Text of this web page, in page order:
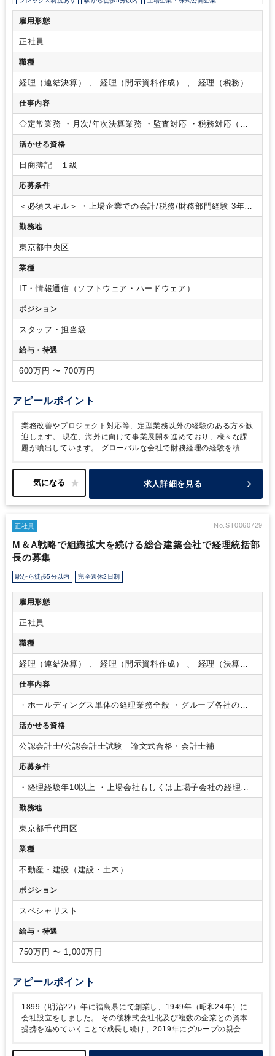
年間休日120日以上
雇用形態
正社員
職種
経理（連結決算） 、 経理（開示資料作成） 、 経理（税務）
仕事内容
◇定常業務 ・月次/年次決算業務 ・監査対応 ・税務対応（日
本および海外）・財務戦略、資金調達等の企画立案、実行・
予算編成、予実管理
常業務 ・システム導入（経費精算システム、開示書類作成シ
ステム等）
・海外拠点設立時の経理関連フロー整備
準変更への対応
務経理業務も担当しています※定期的に業務ローテーション
を行っているため、幅広い業務を経験することができます
活かせる資格
日商簿記 １級
応募条件
＜必須スキル＞
・上場企業での会計/税務/財務部門経験 3年以
上もしくは監査法人や税理士法人での上場企業対応経験 ＜歓
迎スキル＞
会計/税務/財務部門経験 5年以上
勤務地
東京都中央区
業種
IT・情報通信（ソフトウェア・ハードウェア）
ポジション
スタッフ・担当級
給与・待遇
600万円 〜 700万円
アピールポイント
業務改善やプロジェクト対応等、定型業務以外の経験のある方を歓
迎します。
現在、海外に向けて事業展開を進めており、様々な課
題が噴出しています。
グローバルな会社で財務経理の経験を積ん
求人詳細を見る
正社員 No.ST0060729
M＆A戦略で組織拡大を続ける総合建築会社で経理統括部
長の募集
駅から徒歩5分以内 完全週休2日制
雇用形態
正社員
職種
経理（連結決算） 、 経理（開示資料作成） 、 経理（決算業
務）
仕事内容
・ホールディングス単体の経理業務全般 ・グループ各社の経
理業務のサポートと財務会計の指導・連結決算・開示業務・
IPO関連業務
プ会社の経理もお願いします。
【グループ理念】 「持続的な
社会基盤をつくる」人口減少という先進国がかつて経験した
ことがない社会状況の中で先人が築いてきた社会資本を安定し
て、維持・更新をし、人々の経済活動や文化活動を支え、日本
の発展を支える。
活かせる資格
公認会計士/公認会計士試験 論文式合格・会計士補
応募条件
・経理経験年10以上 ・上場会社もしくは上場子会社の経理経
験
勤務地
東京都千代田区
業種
不動産・建設（建設・土木）
ポジション
スペシャリスト
給与・待遇
750万円 〜 1,000万円
アピールポイント
1899（明治22）年に福島県にて創業し、1949年（昭和24年）に
会社設立をしました。
その後株式会社化及び複数の企業との資本
提携を進めていくことで成長し続け、2019年にグループの親会社
を含め全国に10社、22拠点を持っています。今回はIPOに向けて